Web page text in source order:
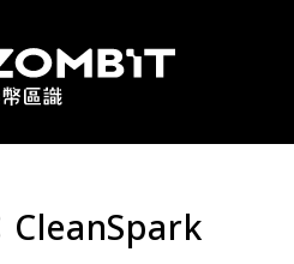
CleanSpark